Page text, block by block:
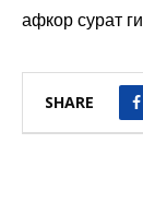
афкор сурат
SHARE